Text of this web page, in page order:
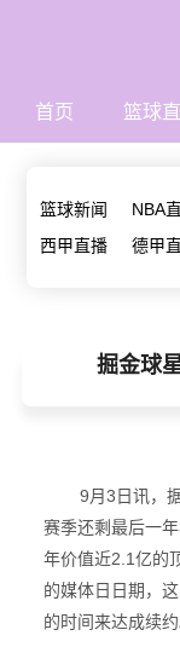
首页 篮球
篮球新闻 NBA
西甲直播
德甲
掘金球
9月3日讯，据
赛季还剩最后一
年价值近2.1亿的
的媒体日日期，
的时间来达成续约